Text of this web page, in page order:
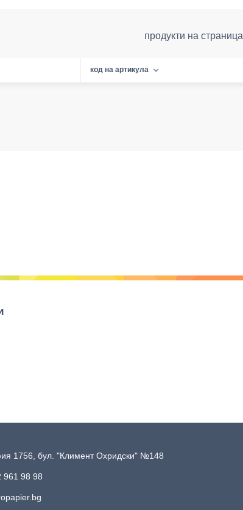
продукти на страница
код на артикула
1756, бул. "Климент Охридски" №148
961 98 98